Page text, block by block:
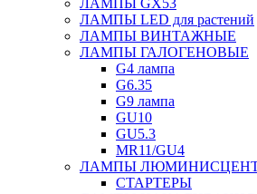
ЛАМПЫ GX53
ЛАМПЫ LED для растений
ЛАМПЫ ВИНТАЖНЫЕ
ЛАМПЫ ГАЛОГЕНОВЫЕ
G4 лампа
G6.35
G9 лампа
GU10
GU5.3
MR11/GU4
ЛАМПЫ
СТАРТЕРЫ